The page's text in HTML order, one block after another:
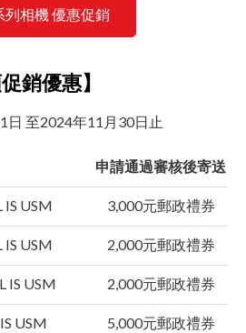
列相機 優惠促銷
銷優惠】
日 至2024年11月30日止
申請通過審核後寄送
IS USM 3,000元郵政禮券
IS USM 2,000元郵政禮券
IS USM 2,000元郵政禮券
USM 5,000元郵政禮券